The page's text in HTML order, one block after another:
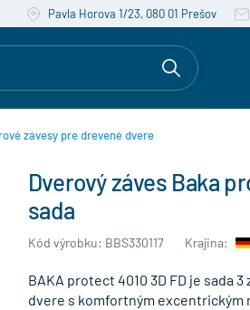
Pavla Horova 1/23, 080 01 Prešov
závesy pre drevené dvere
Dverový záves Baka
sada
Kód výrobku: BBS330117 Krajina:
BAKA protect 4010 3D FD je sada
dvere s komfortným excentrickým